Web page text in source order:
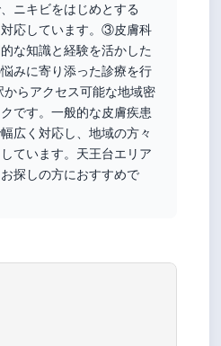
ニキビをはじめとする
応しています。③皮膚科
な知識と経験を活かした
みに寄り添った診療を行
からアクセス可能な地域密
です。一般的な皮膚疾患
広く対応し、地域の方々
ています。天王台エリア
探しの方におすすめで